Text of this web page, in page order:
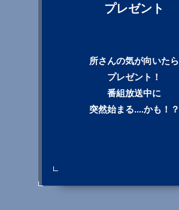
プレゼント
所さんの気が向いたら
プレゼント！
番組放送中に
突然始まる....かも！？